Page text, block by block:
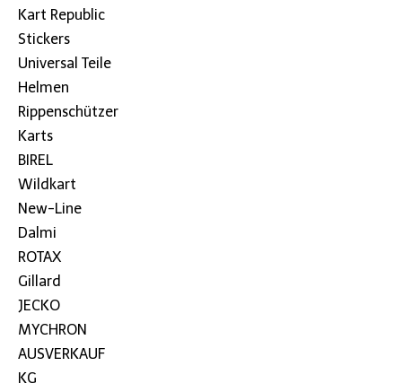
Kart Republic
Stickers
Universal Teile
Helmen
Rippenschützer
Karts
BIREL
Wildkart
New-Line
Dalmi
ROTAX
Gillard
JECKO
MYCHRON
AUSVERKAUF
KG